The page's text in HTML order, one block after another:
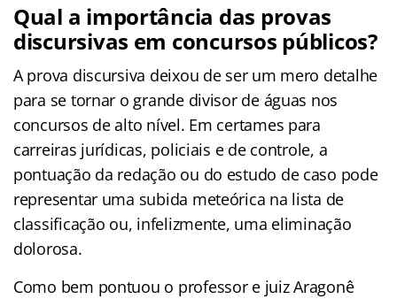
Qual a importância das provas
discursivas em concursos públicos?
A prova discursiva deixou de ser um mero detalhe
para se tornar o grande divisor de águas nos
concursos de alto nível. Em certames para
carreiras jurídicas, policiais e de controle, a
pontuação da redação ou do estudo de caso pode
representar uma subida meteórica na lista de
classificação ou, infelizmente, uma eliminação
dolorosa.
Como bem pontuou o professor e juiz Aragonê